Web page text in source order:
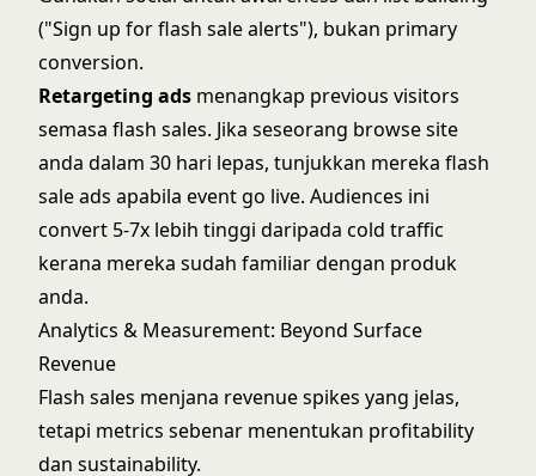
("Sign up for flash sale alerts"), bukan primary
conversion.
Retargeting ads menangkap previous visitors
semasa flash sales. Jika seseorang browse site
anda dalam 30 hari lepas, tunjukkan mereka flash
sale ads apabila event go live. Audiences ini
convert 5-7x lebih tinggi daripada cold traffic
kerana mereka sudah familiar dengan produk
anda.
Analytics & Measurement: Beyond Surface
Revenue
Flash sales menjana revenue spikes yang jelas,
tetapi metrics sebenar menentukan profitability
dan sustainability.